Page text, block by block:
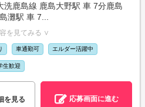
洗鹿島線 鹿島大野駅 車 7分鹿島
灘駅 車 7...
を見てみる ∨
車通勤可 エルダー活躍中
生歓迎
を見る 応募画面に進む